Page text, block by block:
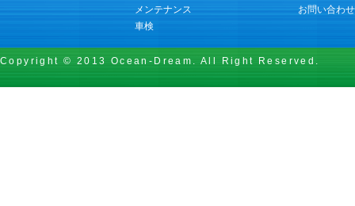
メンテナンス
車検
お問い合わせ
Copyright © 2013 Ocean-Dream. All Right Reserved.